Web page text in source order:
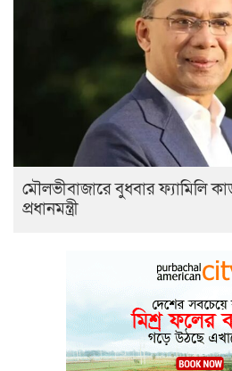
মৌলভীবাজারে বুধবার ফ্যামিলি
প্রধানমন্ত্রী